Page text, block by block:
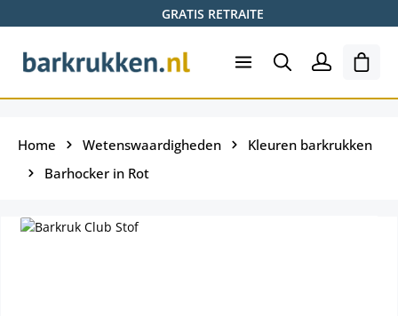
GRATIS RETRAITE
Home Wetenswaardigheden
Kleuren barkrukken
Barhocker in Rot